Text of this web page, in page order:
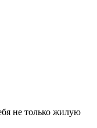
не только жилую